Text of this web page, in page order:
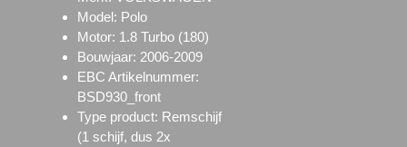
Model: Polo
Motor: 1.8 Turbo (180)
Bouwjaar: 2006-2009
EBC Artikelnummer:
BSD930_front
Type product: Remschijf
(1 schijf, dus 2x